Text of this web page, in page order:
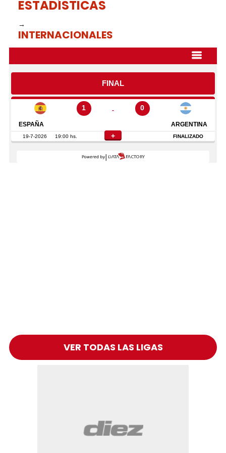
ESTADÍSTICAS
→
INTERNACIONALES
VER TODAS LAS LIGAS